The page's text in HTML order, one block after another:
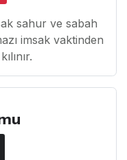
sahur ve sabah
imsak vaktinden